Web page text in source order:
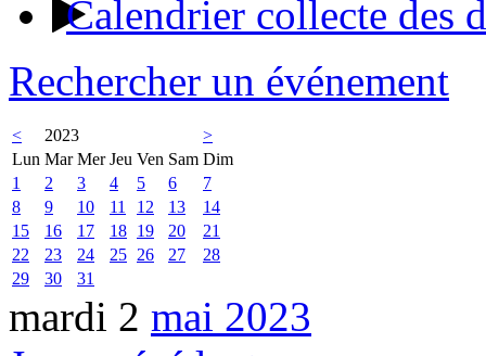
Calendrier collecte des
Rechercher un événement
< 2023
>
Lun Mar Mer Jeu Ven Sam Dim
1
2 3 4 5 6
7
8
9 10 11 12 13
14
15
16 17 18 19 20
21
22
23 24 25 26 27
28
29
30 31
mardi 2 mai 2023